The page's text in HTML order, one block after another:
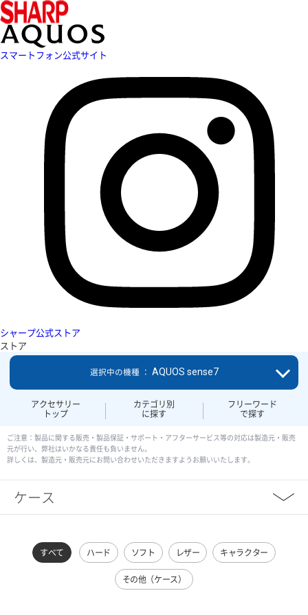
スマートフォン公式サイト
シャープ公式ストア
ストア
アクセサリー
トップ
カテゴリ別
に探す
フリーワード
で探す
選択中の機種 ： AQUOS sense7
ご注意：製品に関する販売・製品保証・サポート・アフターサービス等の対応は製造元・販売
元が行い、弊社はいかなる責任も負いません。
詳しくは、製造元・販売元にお問い合わせいただきますようお願いいたします。
ケース
すべて ハード ソフト レザー キャラクター
その他（ケース）